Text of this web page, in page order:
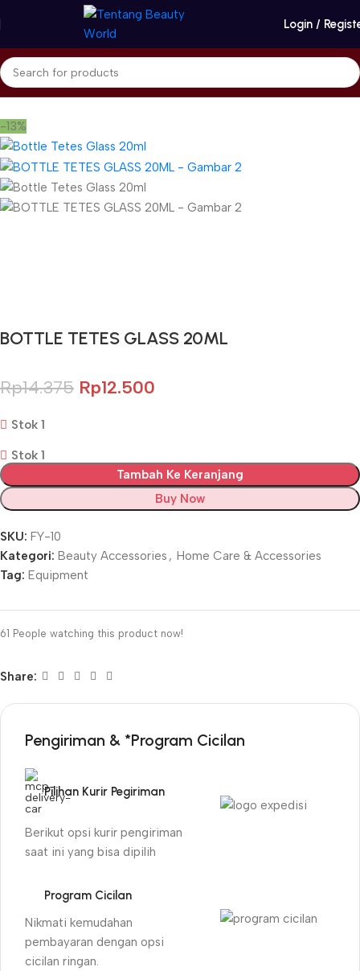
Login /
Beranda Home Care & Accessories Beauty Accessories
-13%
BOTTLE TETES GLASS 20ML
Rp14.375 Rp12.500
Stok 1
Stok 1
Tambah Ke Keranjang
Buy Now
SKU: FY-10
Kategori: Beauty Accessories , Home Care & Accessories
Tag: Equipment
61 People watching this product now!
Share:
Pengiriman & *Program Cicilan
Pilihan Kurir Pegiriman
Berikut opsi kurir pengiriman
saat ini yang bisa dipilih
Program Cicilan
Nikmati kemudahan
pembayaran dengan opsi
cicilan ringan.